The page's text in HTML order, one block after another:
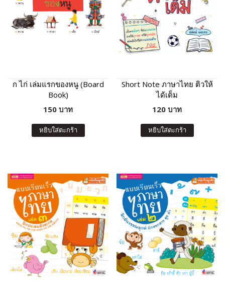
ก ไก่ เล่มแรกของหนู (Board
Book)
150 บาท
หยิบใส่ตะกร้า
Short Note ภาษาไทย ติวให้
ได้เต็ม
120 บาท
หยิบใส่ตะกร้า